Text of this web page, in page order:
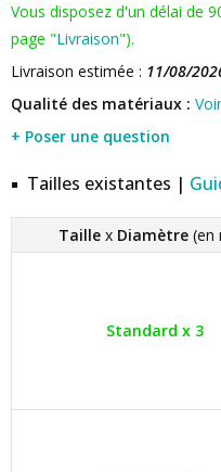
Vous disposez d'un délai de
page "Livraison").
Livraison estimée : 11/08/
Qualité des matériaux :
+ Poser une question
Tailles existantes |
Taille x Diamètre (en
Standard x 3